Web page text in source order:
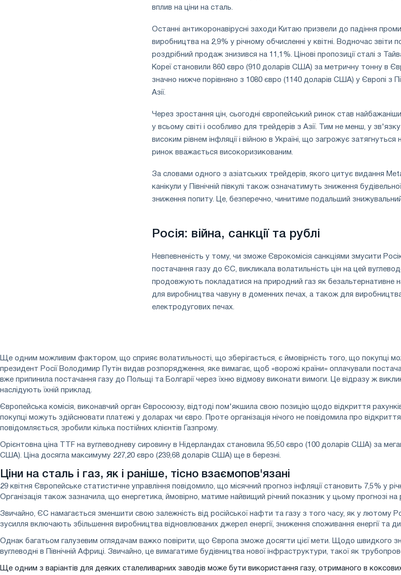
вплив на ціни на сталь.
Останні антикоронавірусні заходи Китаю призвели до падіння
виробництва на 2,9% у річному обчисленні у квітні. Водночас звіти
роздрібний продаж знизився на 11,1%. Цінові пропозиції сталі з
Кореї становили 860 євро (910 доларів США) за метричну тонну в
значно нижче порівняно з 1080 євро (1140 доларів США) у Європі з
Азії.
Через зростання цін, сьогодні європейський ринок став
у всьому світі і особливо для трейдерів з Азії. Тим не менш, у
високим рівнем інфляції і війною в Україні, що загрожує затягнуться
ринок вважається високоризикованим.
За словами одного з азіатських трейдерів, якого цитує видання
канікули у Північній півкулі також означатимуть зниження
зниження попиту. Це, безперечно, чинитиме подальший
Росія: війна, санкції та рублі
Невпевненість у тому, чи зможе Єврокомісія санкціями змусити
постачання газу до ЄС, викликала волатильність цін на цей
продовжують покладатися на природний газ як безальтернативне
для виробництва чавуну в доменних печах, а також для виробництва
електродугових печах.
Ще одним можливим фактором, що сприяє волатильності, що зберігається, є ймовірність того, що покупці
президент Росії Володимир Путін видав розпорядження, яке вимагає, щоб «ворожі країни» оплачували
вже припинила постачання газу до Польщі та Болгарії через їхню відмову виконати вимоги. Це відразу ж
наслідують їхній приклад.
Європейська комісія, виконавчий орган Євросоюзу, відтоді пом'якшила свою позицію щодо відкриття
покупці можуть здійснювати платежі у доларах чи євро. Проте організація нічого не повідомила про
повідомляється, зробили кілька постійних клієнтів Газпрому.
Орієнтовна ціна TTF на вуглеводневу сировину в Нідерландах становила 95,50 євро (100 доларів США) за
США). Ціна досягла максимуму 227,20 євро (239,68 доларів США) ще в березні.
Ціни на сталь і газ, як і раніше, тісно взаємопов'язані
29 квітня Європейське статистичне управління повідомило, що місячний прогноз інфляції становить 7,5% у
Організація також зазначила, що енергетика, ймовірно, матиме найвищий річний показник у цьому прогнозі на
Звичайно, ЄС намагається зменшити свою залежність від російської нафти та газу з того часу, як у лютому
зусилля включають збільшення виробництва відновлюваних джерел енергії, зниження споживання енергії та
Однак багатьом галузевим оглядачам важко повірити, що Європа зможе досягти цієї мети. Щодо швидкого
вуглеводні в Північній Африці. Звичайно, це вимагатиме будівництва нової інфраструктури, такої як
Ще одним з варіантів для деяких сталеливарних заводів може бути використання газу, отриманого в